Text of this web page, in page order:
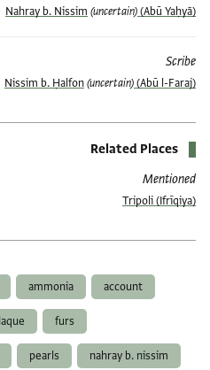
(Abū Yaḥyā) Nahray b. Nissim
(uncertain)
Scribe
(Abū l-Faraj) Nissim b. Ḥalfon
(uncertain)
Related Places
Mentioned
Tripoli (Ifrīqiya)
account
ammonia
furs
laque
nahray b. nissim
pearls